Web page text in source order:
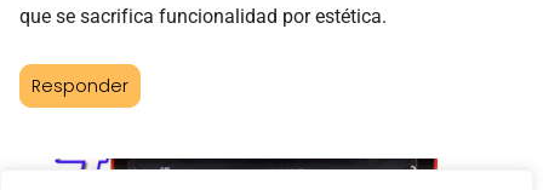
que se sacrifica funcionalidad por estética.
Responder